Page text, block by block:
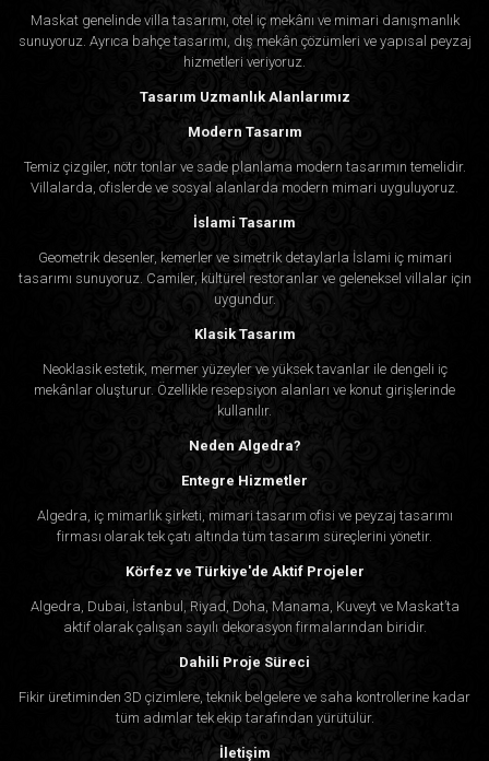
Maskat genelinde villa tasarımı, otel iç mekânı ve mimari danışmanlık
sunuyoruz. Ayrıca bahçe tasarımı, dış mekân çözümleri ve yapısal peyzaj
hizmetleri veriyoruz.
Tasarım Uzmanlık Alanlarımız
Modern Tasarım
Temiz çizgiler, nötr tonlar ve sade planlama modern tasarımın temelidir.
Villalarda, ofislerde ve sosyal alanlarda modern mimari uyguluyoruz.
İslami Tasarım
Geometrik desenler, kemerler ve simetrik detaylarla İslami iç mimari
tasarımı sunuyoruz. Camiler, kültürel restoranlar ve geleneksel villalar için
uygundur.
Klasik Tasarım
Neoklasik estetik, mermer yüzeyler ve yüksek tavanlar ile dengeli iç
mekânlar oluşturur. Özellikle resepsiyon alanları ve konut girişlerinde
kullanılır.
Neden Algedra?
Entegre Hizmetler
Algedra, iç mimarlık şirketi, mimari tasarım ofisi ve peyzaj tasarımı
firması olarak tek çatı altında tüm tasarım süreçlerini yönetir.
Körfez ve Türkiye'de Aktif Projeler
Algedra, Dubai, İstanbul, Riyad, Doha, Manama, Kuveyt ve Maskat’ta
aktif olarak çalışan sayılı dekorasyon firmalarından biridir.
Dahili Proje Süreci
Fikir üretiminden 3D çizimlere, teknik belgelere ve saha kontrollerine kadar
tüm adımlar tek ekip tarafından yürütülür.
İletişim